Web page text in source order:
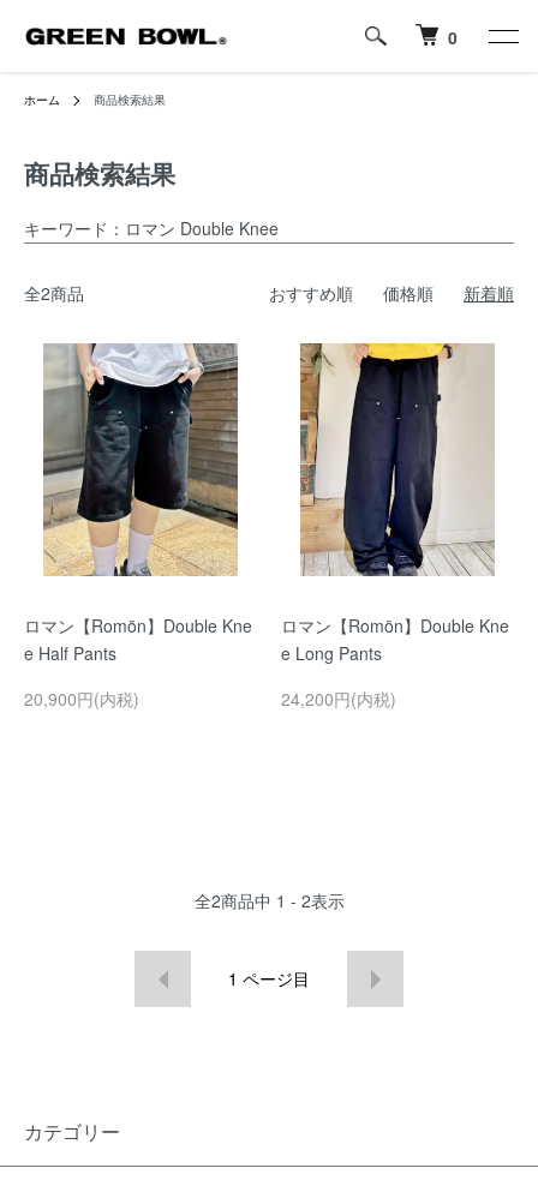
0
ホーム 商品検索結果
商品検索結果
キーワード：ロマン Double Knee
全2商品 おすすめ順 価格順 新着順
ロマン【Romön】Double Kne
e Half Pants
20,900円(内税)
ロマン【Romön】Double Kne
e Long Pants
24,200円(内税)
全2商品中 1 - 2表示
1 ページ目
カテゴリー